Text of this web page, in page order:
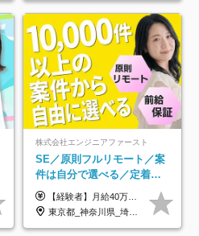
株式会社エンジニアファースト
SE／原則フルリモート／案
件は自分で選べる／定着率
93%／20～30代活躍中！
【経験者】月給40万円～120万円(固定残業代含む)+各種手当 ★前職給与の総収入額を100％保証｜還元率84％〜100％ ★20代の平均年収570万円 ※月給には、みなし残業手当(月30時間／5万8000円以上)を含みます 超過分は別途追加支給 ※固定残業代は、時間外労働の有無に関わらず30時間分を、月5万8000円~15万7000円支給 ※上記を超える時間外労働分は追加で支給 【未経験者】月給21万円以上＋各種手当 固定残業なし(残業代発生分全額支給) ※6ヶ月の試用期間あり（※条件に変動なし） ▼単価連動性×還元率は84％～100％で収入の大幅UPが可能！ ・案件単価が月50万円の場合：年収417万円 ・案件単価が月70万円の場合：年収584万円 ・案件単価が月100万円の場合：年収834万円 ＜モデル年収＞ ▼400万円～500万円(入社初年度) ▼542万円～626万円(入社2年) ▼667万円～700万円(入社3年） ▼709万円～801万円(入社5年）
東京都_神奈川県_埼玉県_千葉県_大阪府_愛知県_北海道_青森県_岩手県_宮城県_秋田県_山形県_福島県_茨城県_栃木県_群馬県_新潟県_山梨県_長野県_富山県_石川県_福井県_静岡県_岐阜県_三重県_兵庫県_京都府_滋賀県_奈良県_和歌山県_広島県_岡山県_鳥取県_島根県_山口県_徳島県_香川県_愛媛県_高知県_福岡県_熊本県_佐賀県_長崎県_大分県_宮崎県_鹿児島県_沖縄県